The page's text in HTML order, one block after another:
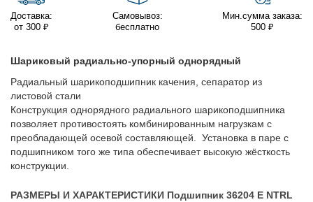
Доставка:
от 300 ₽
Самовывоз:
бесплатно
Мин.сумма заказа:
500 ₽
Шариковый радиально-упорный однорядный
Радиальный шарикоподшипник качения, сепаратор из
листовой стали
Конструкция однорядного радиального шарикоподшипника
позволяет противостоять комбинированным нагрузкам с
преобладающей осевой составляющей. Установка в паре с
подшипником того же типа обеспечивает высокую жёсткость
конструкции.
РАЗМЕРЫ И ХАРАКТЕРИСТИКИ Подшипник 36204 Е NTRL